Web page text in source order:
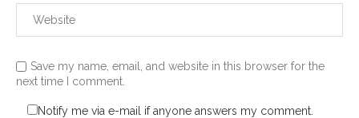
Save my name, email, and website in this browser for the
next time I comment.
Notify me via e-mail if anyone answers my comment.